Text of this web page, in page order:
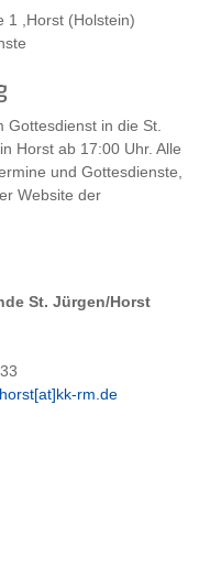
1 ,Horst (Holstein)
in die St.
Horst ab 17:00 Uhr. Alle
und Gottesdienste,
Website der
St. Jürgen/Horst
rm.de